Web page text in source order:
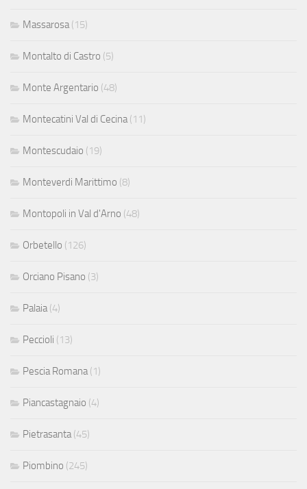
Massarosa (15)
Montalto di Castro (5)
Monte Argentario (48)
Montecatini Val di Cecina (11)
Montescudaio (19)
Monteverdi Marittimo (8)
Montopoli in Val d'Arno (48)
Orbetello (126)
Orciano Pisano (3)
Palaia (4)
Peccioli (13)
Pescia Romana (1)
Piancastagnaio (4)
Pietrasanta (45)
Piombino (245)